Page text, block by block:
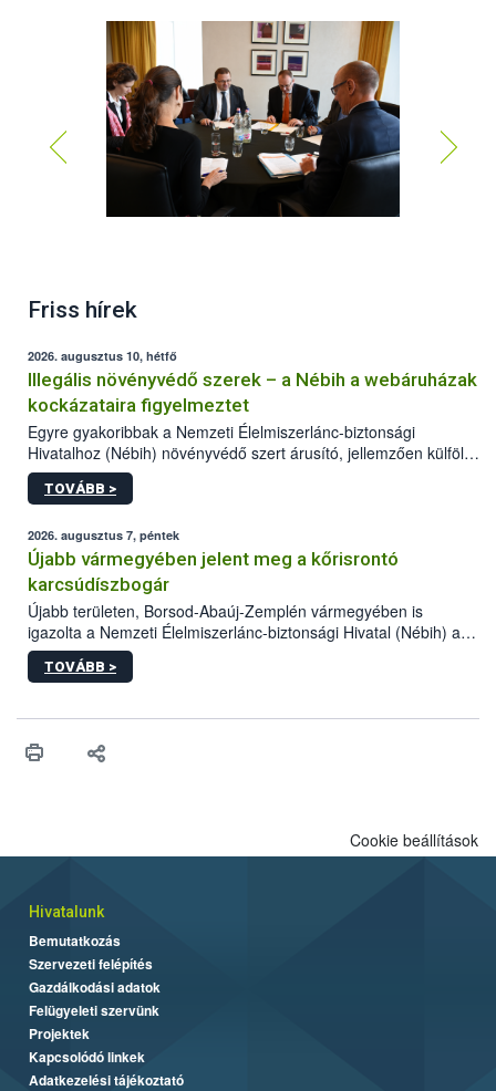
Friss hírek
2026. augusztus 10, hétfő
Illegális növényvédő szerek – a Nébih a webáruházak
kockázataira figyelmeztet
Egyre gyakoribbak a Nemzeti Élelmiszerlánc-biztonsági
Hivatalhoz (Nébih) növényvédő szert árusító, jellemzően külföldi
honlapok kapcsán érkező bejelentések. Emellett az ilyen
termékeket kínáló kéretlen online reklámok mennyisége is
összegyűjtötte az illegális növényvédő szerek kapcsán
előforduló árulkodó jeleket, valamint a webáruházakból való
vásárlás kockázatait.
TOVÁBB >
2026. augusztus 7, péntek
Újabb vármegyében jelent meg a kőrisrontó
karcsúdíszbogár
Újabb területen, Borsod-Abaúj-Zemplén vármegyében is
igazolta a Nemzeti Élelmiszerlánc-biztonsági Hivatal (Nébih) a
kőrisrontó karcsúdíszbogár (Agrilus planipennis) jelenlétét. A
kártevőt nem csak színcsapdában találták meg, de már fertőzött
az intenzív felderítést, emellett az intézkedéseket a szlovák
TOVÁBB >
Cookie beállítások
Hivatalunk
Bemutatkozás
Szervezeti felépítés
Gazdálkodási adatok
Felügyeleti szervünk
Projektek
Kapcsolódó linkek
Adatkezelési tájékoztató